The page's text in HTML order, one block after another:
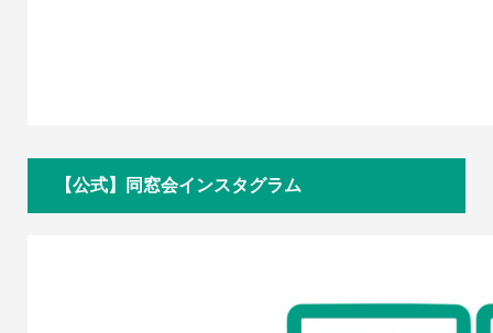
【公式】同窓会インスタグラム